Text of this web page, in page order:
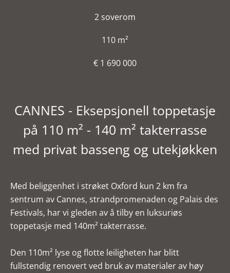
2 soverom
110 m²
€ 1 690 000
CANNES - Eksepsjonell toppetasje
på 110 m² - 140 m² takterrasse
med privat basseng og utekjøkken
Med beliggenhet i strøket Oxford kun 2 km fra
sentrum av Cannes, strandpromenaden og Palais des
Festivals, har vi gleden av å tilby en luksuriøs
toppetasje med 140m² takterrasse.
Den 110m² lyse og flotte leiligheten har blitt
fullstendig renovert ved bruk av materialer av høy